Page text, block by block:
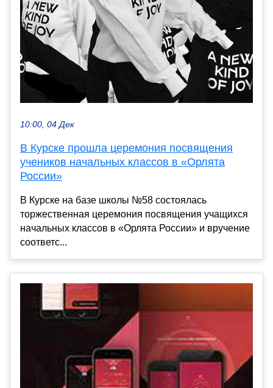
10:00, 04 Дек
В Курске прошла церемония посвящения
учеников начальных классов в «Орлята
России»
В Курске на базе школы №58 состоялась
торжественная церемония посвящения учащихся
начальных классов в «Орлята России» и вручение
соответс...